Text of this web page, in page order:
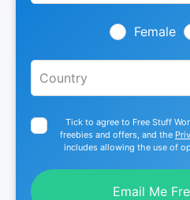
Female
Tick to agree to Free Stuff
freebies and offers, and the
includes allowing the use of
Email Me